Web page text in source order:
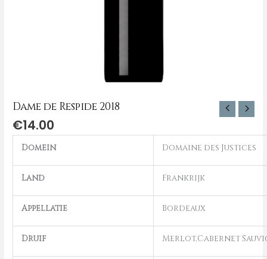
Dame de Respide 2018
€14.00
Domein Domaine des Justices
Land Frankrijk
Appellatie Bordeaux
Druif Merlot,Cabernet